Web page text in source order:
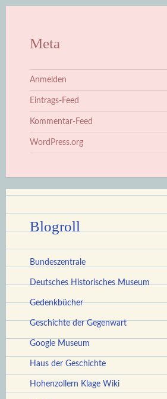
Meta
Anmelden
Eintrags-Feed
Kommentar-Feed
WordPress.org
Blogroll
Bundeszentrale
Deutsches Historisches Museum
Gedenkbücher
Geschichte der Gegenwart
Google Museum
Haus der Geschichte
Hohenzollern Klage Wiki